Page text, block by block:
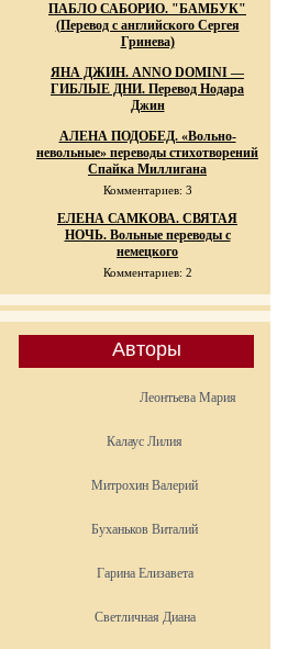
ПАБЛО САБОРИО. "БАМБУК"
(Перевод с английского Сергея
Гринева)
ЯНА ДЖИН. ANNO DOMINI —
ГИБЛЫЕ ДНИ. Перевод Нодара
Джин
АЛЕНА ПОДОБЕД. «Вольно-
невольные» переводы стихотворений
Спайка Миллигана
Комментариев: 3
ЕЛЕНА САМКОВА. СВЯТАЯ
НОЧЬ. Вольные переводы с
немецкого
Комментариев: 2
Авторы
Леонтьева Мария
Калаус Лилия
Митрохин Валерий
Буханьков Виталий
Гарина Елизавета
Светличная Диана